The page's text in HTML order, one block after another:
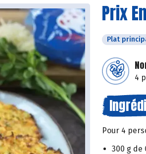
Prix
Plat
4
Pour 4
300 g de